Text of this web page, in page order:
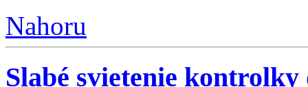
Nahoru
Slabé svietenie